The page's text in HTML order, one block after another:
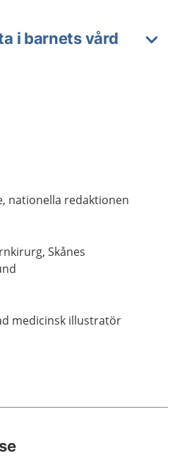
i barnets vård
nationella redaktionen
Skånes
medicinsk illustratör